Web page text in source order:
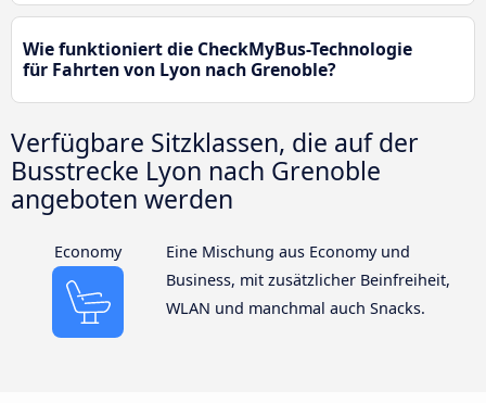
Wie funktioniert die CheckMyBus-Technologie
für Fahrten von Lyon nach Grenoble?
Verfügbare Sitzklassen, die auf der
Busstrecke Lyon nach Grenoble
angeboten werden
Economy
Eine Mischung aus Economy und
Business, mit zusätzlicher Beinfreiheit,
WLAN und manchmal auch Snacks.